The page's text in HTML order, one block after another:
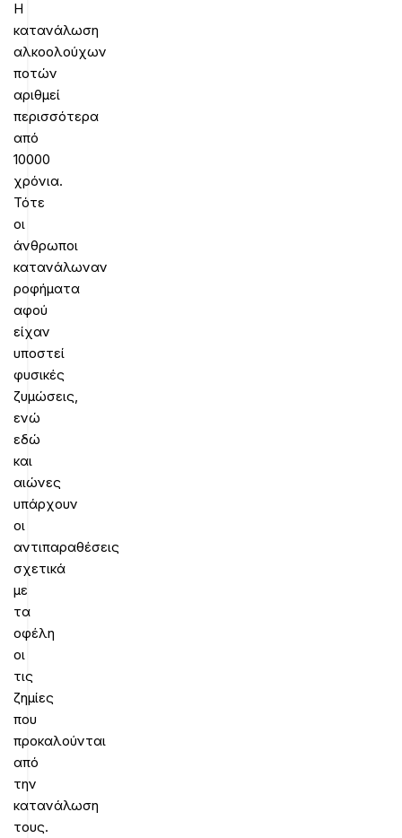
Η
κατανάλωση
αλκοολούχων
ποτών
αριθμεί
περισσότερα
από
10000
χρόνια.
Τότε
οι
άνθρωποι
κατανάλωναν
ροφήματα
αφού
είχαν
υποστεί
φυσικές
ζυμώσεις,
ενώ
εδώ
και
αιώνες
υπάρχουν
οι
αντιπαραθέσεις
σχετικά
με
τα
οφέλη
οι
τις
ζημίες
που
προκαλούνται
από
την
κατανάλωση
τους.